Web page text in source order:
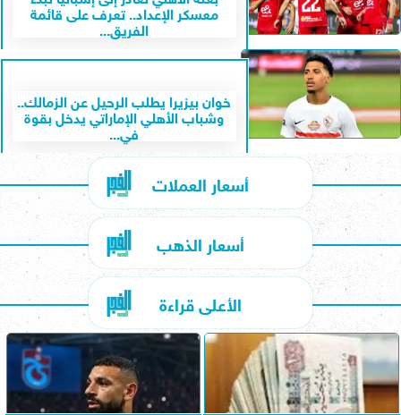
معسكر الإعداد.. تعرف على قائمة
الفريق...
خوان بيزيرا يطلب الرحيل عن الزمالك..
وشباب الأهلي الإماراتي يدخل بقوة
في...
أسعار العملات
أسعار الذهب
الأعلى قراءة